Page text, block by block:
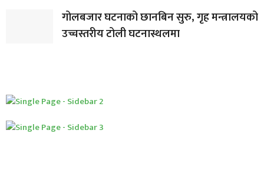
गोलबजार घटनाको छानबिन सुरु, गृह मन्त्रालयको
उच्चस्तरीय टोली घटनास्थलमा